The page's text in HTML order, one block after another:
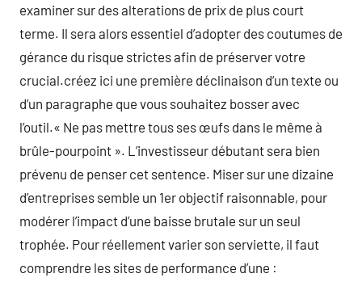
examiner sur des alterations de prix de plus court
terme. Il sera alors essentiel d’adopter des coutumes de
gérance du risque strictes afin de préserver votre
crucial.créez ici une première déclinaison d’un texte ou
d’un paragraphe que vous souhaitez bosser avec
l’outil.« Ne pas mettre tous ses œufs dans le même à
brûle-pourpoint ». L’investisseur débutant sera bien
prévenu de penser cet sentence. Miser sur une dizaine
d’entreprises semble un 1er objectif raisonnable, pour
modérer l’impact d’une baisse brutale sur un seul
trophée. Pour réellement varier son serviette, il faut
comprendre les sites de performance d’une :